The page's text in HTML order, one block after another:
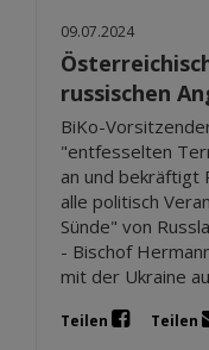
09.07.2024
russischen
BiKo-
"entfesselten
an und bekräftigt
alle politisch
Sünde" von
- Bischof
mit der Ukraine
Teilen Teilen